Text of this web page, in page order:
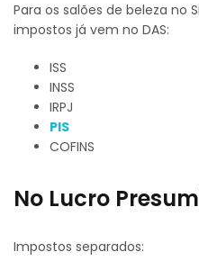
Para os salões de beleza no
impostos já vem no DAS:
ISS
INSS
IRPJ
PIS
COFINS
No Lucro
Impostos separados: